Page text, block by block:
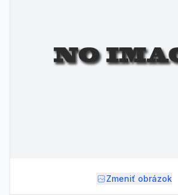
Zmeniť obrázok